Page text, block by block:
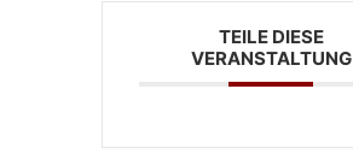
TEILE DIESE
VERANSTALTUNG